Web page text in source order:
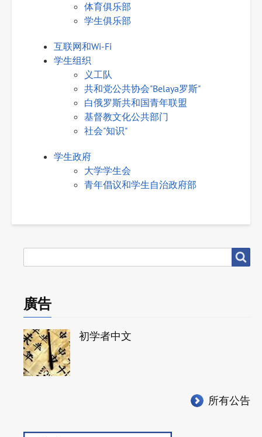
体育俱乐部
学生俱乐部
互联网和Wi-Fi
学生组织
义工队
共和党公共协会"Belaya罗斯"
白俄罗斯共和国青年联盟
基督教文化公共部门
社会"知识"
学生政府
大学学生会
青年倡议和学生自治政府部
尋
廣告
初学者中文
所有公告